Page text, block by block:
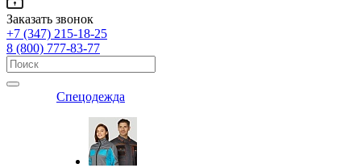
Заказать звонок
+7 (347) 215-18-25
8 (800) 777-83-77
Спецодежда